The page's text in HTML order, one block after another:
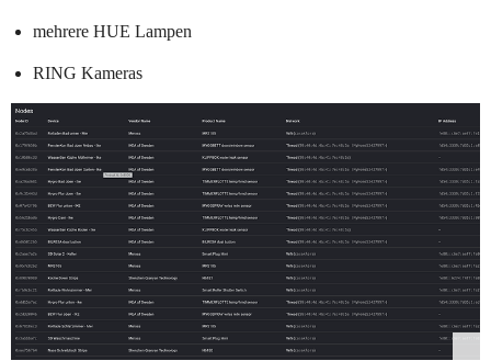
mehrere HUE Lampen
RING Kameras